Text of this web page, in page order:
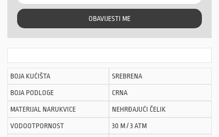
OBAVIJESTI ME
BOJA KUĆIŠTA SREBRENA
BOJA PODLOGE CRNA
MATERIJAL NARUKVICE NEHRĐAJUĆI ČELIK
VODOOTPORNOST 30 M / 3 ATM